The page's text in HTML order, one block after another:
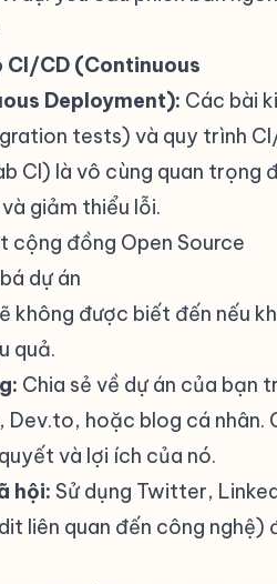
CD (Continuous
Deployment): Các bài
tests) và quy trình
CI) là vô cùng quan trọng
giảm thiểu lỗi.
cộng đồng Open Source
dự án
không được biết đến nếu
quả.
Chia sẻ về dự án của bạn
Dev.to, hoặc blog cá nhân.
và lợi ích của nó.
hội: Sử dụng Twitter,
liên quan đến công nghệ)